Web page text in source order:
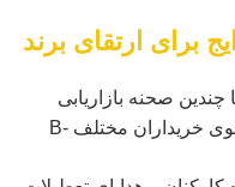
برای ارتقای برند
چندین صحنه بازاریابی
تجاری مطابقت دارد و با هدف جستجوی خریداران مختلف B-